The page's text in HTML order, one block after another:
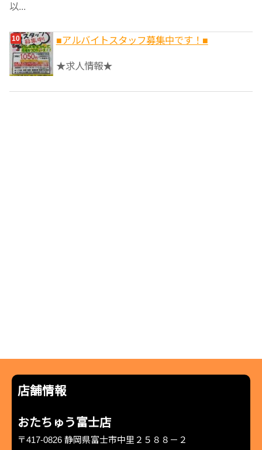
以...
■アルバイトスタッフ募集中です！■
★求人情報★
店舗情報
おたちゅう富士店
〒417-0826 静岡県富士市中里２５８８－２